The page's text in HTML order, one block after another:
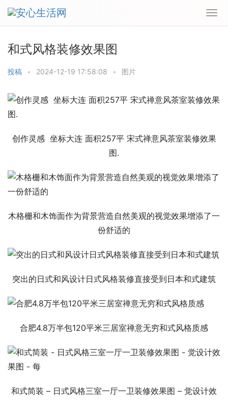
和式风格装修效果图
投稿 • 2024-12-19 17:58:08 • 图片
创作灵感  坐标大连 面积257平 宋式禅意风茶室装修效果
图.
木格栅和木饰面作为背景营造自然美观的视觉效果增添了一
份舒适的
突出的日式和风设计日式风格装修直接受到日本和式建筑
合肥4.8万半包120平米三居室禅意无穷和式风格质感
和式简装 – 日式风格三室一厅一卫装修效果图 – 觉设计效